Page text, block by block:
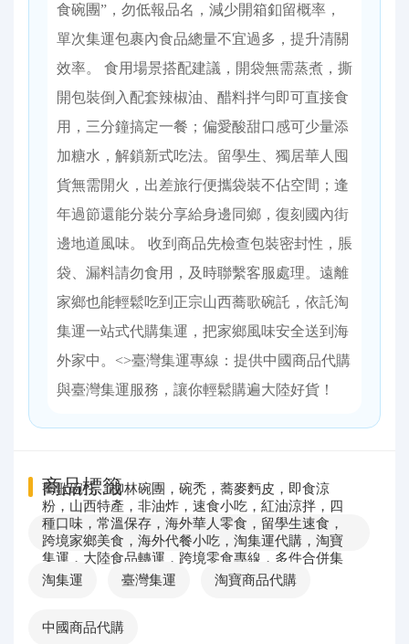
食碗團”，勿低報品名，減少開箱釦留概率，
單次集運包裹內食品總量不宜過多，提升清關
效率。 食用場景搭配建議，開袋無需蒸煮，撕
開包裝倒入配套辣椒油、醋料拌勻即可直接食
用，三分鐘搞定一餐；偏愛酸甜口感可少量添
加糖水，解鎖新式吃法。留學生、獨居華人囤
貨無需開火，出差旅行便攜袋裝不佔空間；逢
年過節還能分裝分享給身邊同鄉，復刻國內街
邊地道風味。 收到商品先檢查包裝密封性，脹
袋、漏料請勿食用，及時聯繫客服處理。遠離
家鄉也能輕鬆吃到正宗山西蕎歌碗託，依託淘
集運一站式代購集運，把家鄉風味安全送到海
外家中。<>臺灣集運專線：提供中國商品代購
與臺灣集運服務，讓你輕鬆購遍大陸好貨！
商品標籤
蕎歌碗托，柳林碗團，碗禿，蕎麥麪皮，即食涼
粉，山西特產，非油炸，速食小吃，紅油涼拌，四
種口味，常溫保存，海外華人零食，留學生速食，
跨境家鄉美食，海外代餐小吃，淘集運代購，淘寶
集運，大陸食品轉運，跨境零食專線，多件合併集
運
淘集運 臺灣集運 淘寶商品代購
中國商品代購